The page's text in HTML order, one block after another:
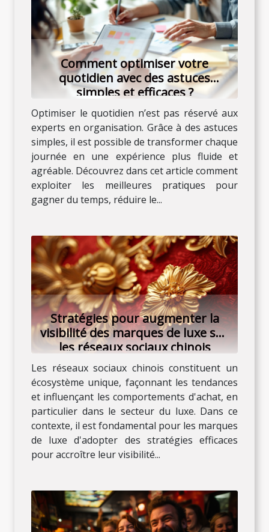
Comment optimiser votre
quotidien avec des astuces
simples et efficaces ?
Optimiser le quotidien n’est pas réservé aux
experts en organisation. Grâce à des astuces
simples, il est possible de transformer chaque
journée en une expérience plus fluide et
agréable. Découvrez dans cet article comment
exploiter les meilleures pratiques pour
gagner du temps, réduire le...
Stratégies pour augmenter la
visibilité des marques de luxe sur
les réseaux sociaux chinois
Les réseaux sociaux chinois constituent un
écosystème unique, façonnant les tendances
et influençant les comportements d'achat, en
particulier dans le secteur du luxe. Dans ce
contexte, il est fondamental pour les marques
de luxe d'adopter des stratégies efficaces
pour accroître leur visibilité...